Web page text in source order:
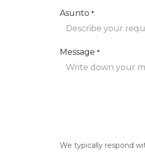
Asunto *
Message *
We typically respond